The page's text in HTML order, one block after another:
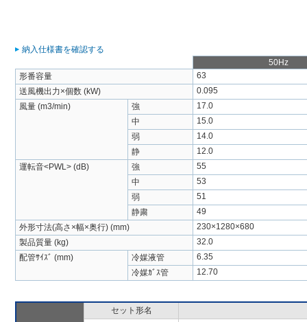
納入仕様書を確認する
50Hz
形番容量
63
送風機出力×個数 (kW)
0.095
風量 (m3/min)
強
17.0
中
15.0
弱
14.0
静
12.0
運転音<PWL> (dB)
強
55
中
53
弱
51
静粛
49
外形寸法(高さ×幅×奥行) (mm)
230×1280×680
製品質量 (kg)
32.0
配管ｻｲｽﾞ (mm)
冷媒液管
6.35
冷媒ｶﾞｽ管
12.70
セット形名